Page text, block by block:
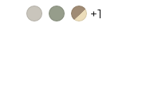
listino
+1